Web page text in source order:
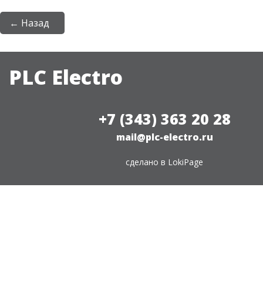
← Назад
PLC Electro
+7 (343) 363 20 28
mail@plc-electro.ru
сделано в LokiPage